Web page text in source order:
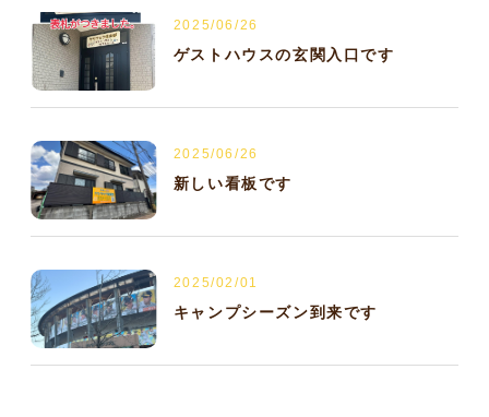
2025/06/26
ゲストハウスの玄関入口です
2025/06/26
新しい看板です
2025/02/01
キャンプシーズン到来です